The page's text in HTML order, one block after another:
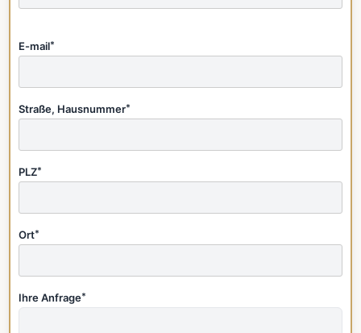
E-mail*
Straße, Hausnummer*
PLZ*
Ort*
Ihre Anfrage*